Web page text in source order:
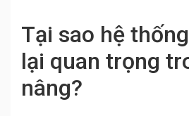
Tại sao hệ
lại quan trọng
nâng?